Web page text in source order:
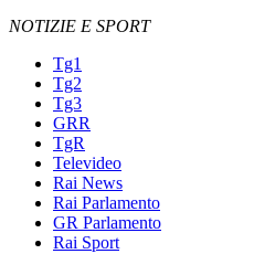
NOTIZIE E SPORT
Tg1
Tg2
Tg3
GRR
TgR
Televideo
Rai News
Rai Parlamento
GR Parlamento
Rai Sport